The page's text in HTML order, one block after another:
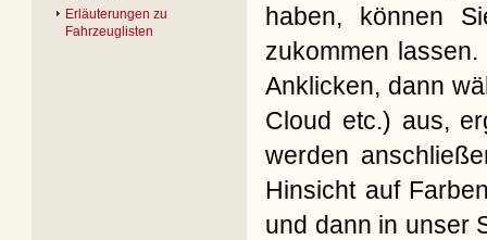
Erläuterungen zu
Fahrzeuglisten
haben, können
zukommen
Anklicken, dann
Cloud etc.) aus,
werden
Hinsicht auf
und dann in unser